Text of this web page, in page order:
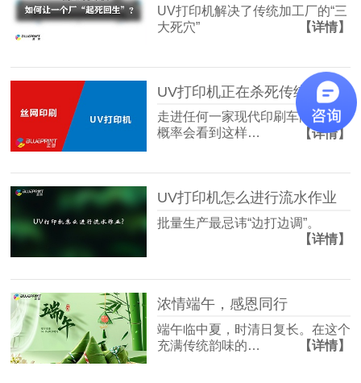
UV打印机解决了传统加工厂的“三
大死穴”
【详情】
UV打印机正在杀死传统丝印？
走进任何一家现代印刷车间，你大
概率会看到这样…
【详情】
UV打印机怎么进行流水作业
批量生产最忌讳“边打边调”。
【详情】
浓情端午，感恩同行
端午临中夏，时清日复长。在这个
充满传统韵味的…
【详情】